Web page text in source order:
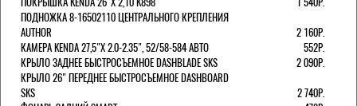
ПОДНОЖКА 8-16502110 ЦЕНТРАЛЬНОГО КРЕПЛЕНИЯ
AUTHOR
2 160Р.
КАМЕРА KENDA 27,5"Х 2.0-2.35", 52/58-584 АВТО
552Р.
КРЫЛО ЗАДНЕЕ БЫСТРОСЪЕМНОЕ DASHBLADE SKS
2 090Р.
КРЫЛО 26" ПЕРЕДНЕЕ БЫСТРОСЪЕМНОЕ DASHBOARD
SKS
2 740Р.